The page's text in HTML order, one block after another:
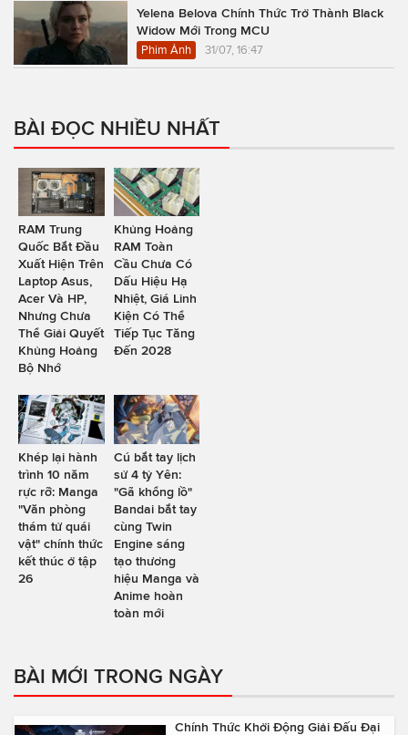
Yelena Belova Chính Thức Trở Thành Black
Widow Mới Trong MCU
Phim Ảnh 31/07, 16:47
BÀI ĐỌC NHIỀU NHẤT
RAM Trung
Quốc Bắt Đầu
Xuất Hiện Trên
Laptop Asus,
Acer Và HP,
Nhưng Chưa
Thể Giải Quyết
Khủng Hoảng
Bộ Nhớ
Khủng Hoảng
RAM Toàn
Cầu Chưa Có
Dấu Hiệu Hạ
Nhiệt, Giá Linh
Kiện Có Thể
Tiếp Tục Tăng
Đến 2028
Khép lại hành
trình 10 năm
rực rỡ: Manga
"Văn phòng
thám tử quái
vật" chính thức
kết thúc ở tập
26
Cú bắt tay lịch
sử 4 tỷ Yên:
"Gã khổng lồ"
Bandai bắt tay
cùng Twin
Engine sáng
tạo thương
hiệu Manga và
Anime hoàn
toàn mới
BÀI MỚI TRONG NGÀY
Chính Thức Khởi Động Giải Đấu Đại